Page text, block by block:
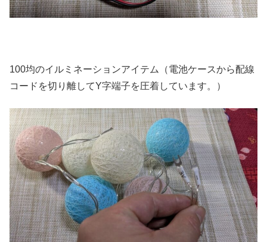
100均のイルミネーションアイテム（電池ケースから配線
コードを切り離してY字端子を圧着しています。）